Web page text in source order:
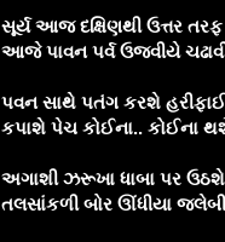
સૂર્ય આજ દક્ષિણથી ઉત્તર
આજે પાવન પર્વ ઉજવીયે
પવન સાથે પતંગ કરશે
કપાશે પેચ કોઈના.. કોઈના
અગાશી ઝરૂખા ધાબા પર
તલસાંકળી બોર ઊંધીયા